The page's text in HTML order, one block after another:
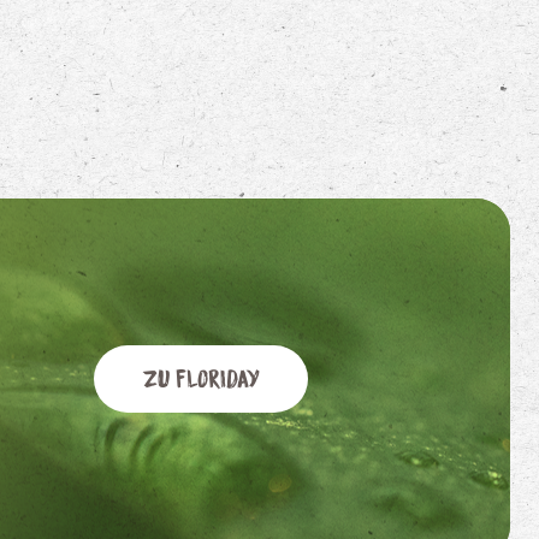
Zu Floriday